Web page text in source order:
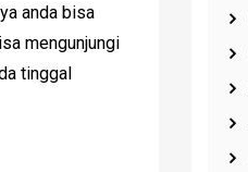
anda bisa
mengunjungi
tinggal